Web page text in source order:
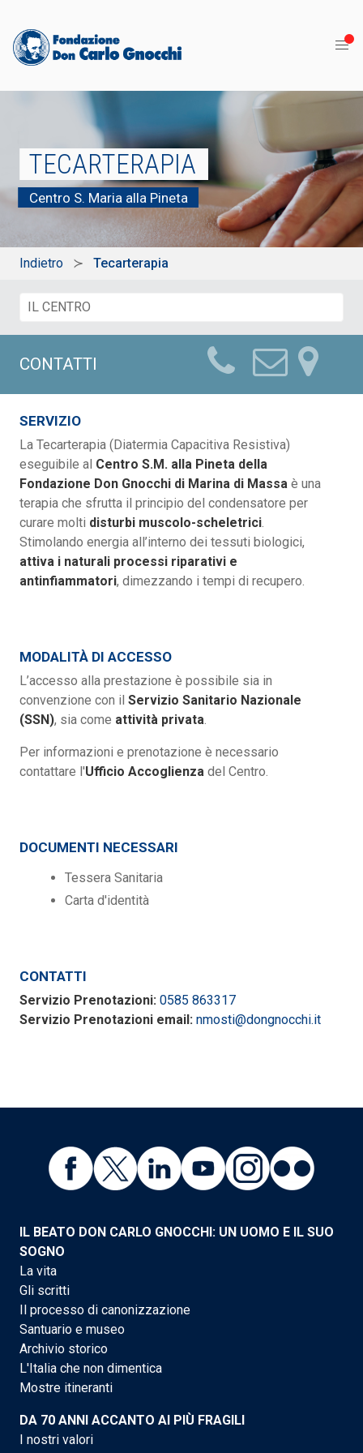
TECARTERAPIA
Centro S. Maria alla Pineta
Indietro Tecarterapia
CONTATTI
SERVIZIO
La Tecarterapia (Diatermia Capacitiva Resistiva)
eseguibile al Centro S.M. alla Pineta della
Fondazione Don Gnocchi di Marina di Massa è una
terapia che sfrutta il principio del condensatore per
curare molti disturbi muscolo-scheletrici
Stimolando energia all’interno dei tessuti biologici,
attiva i naturali processi riparativi e
antinfiammatori, dimezzando i tempi di recupero.
MODALITÀ DI ACCESSO
L’accesso alla prestazione è possibile sia in
convenzione con il Servizio Sanitario Nazionale
(SSN), sia come attività privata
Per informazioni e prenotazione è necessario
contattare l'Ufficio Accoglienza del Centro.
DOCUMENTI NECESSARI
Tessera Sanitaria
Carta d'identità
CONTATTI
Servizio Prenotazioni: 0585 863317
Servizio Prenotazioni email: nmosti@dongnocchi.it
IL BEATO DON CARLO GNOCCHI: UN UOMO E IL SUO
SOGNO
La vita
Gli scritti
Il processo di canonizzazione
Santuario e museo
Archivio storico
L'Italia che non dimentica
Mostre itineranti
DA 70 ANNI ACCANTO AI PIÙ FRAGILI
I nostri valori